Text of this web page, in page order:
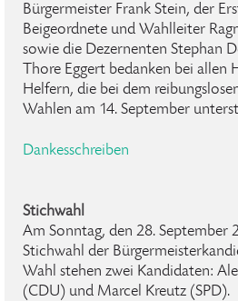
Bürgermeister Frank Stein, der
Beigeordnete und Wahlleiter
sowie die Dezernenten Stephan
Thore Eggert bedanken bei allen
Helfern, die bei dem
Wahlen am 14. September
Dankesschreiben
Stichwahl
Am Sonntag, den 28. September
Stichwahl der
Wahl stehen zwei Kandidaten:
(CDU) und Marcel Kreutz (SPD).